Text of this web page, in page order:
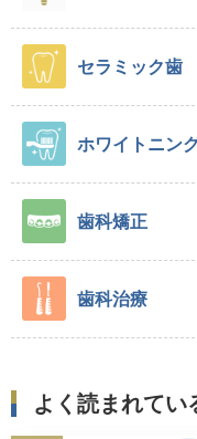
セラミック歯
ホワイトニン
歯科矯正
歯科治療
よく読まれてい